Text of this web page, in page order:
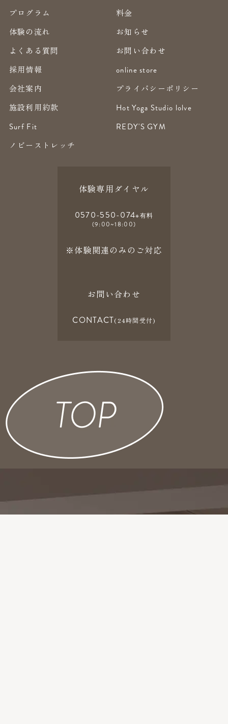
プログラム
料金
体験の流れ
お知らせ
よくある質問
お問い合わせ
採用情報
online store
会社案内
プライバシーポリシー
施設利用約款
Hot Yoga Studio lolve
Surf Fit
REDY'S GYM
ノビーストレッチ
体験専用ダイヤル
0570-550-074※有料
(9:00~18:00)
※体験関連のみのご対応
お問い合わせ
CONTACT(24時間受付)